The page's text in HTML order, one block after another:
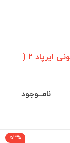
کاور سیلیکونی ایرپاد 2 (
نامــوجود
53%